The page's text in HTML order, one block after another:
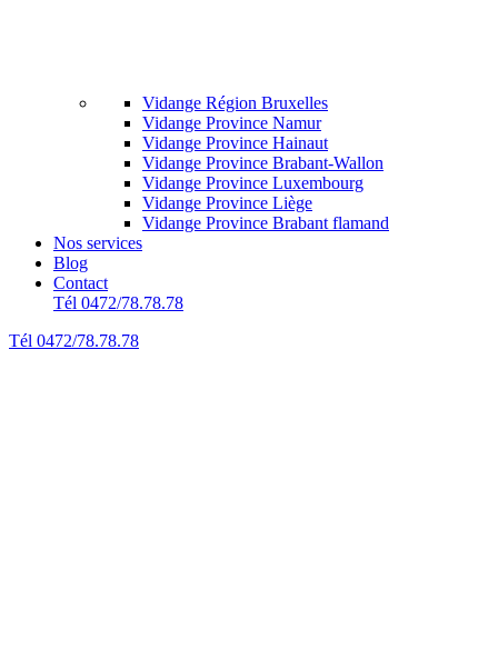
Vidange Région Bruxelles
Vidange Province Namur
Vidange Province Hainaut
Vidange Province Brabant-Wallon
Vidange Province Luxembourg
Vidange Province Liège
Vidange Province Brabant flamand
Nos services
Blog
Contact
Tél 0472/78.78.78
Tél 0472/78.78.78